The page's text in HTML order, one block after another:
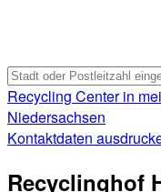
Recycling Center in
Niedersachsen
Kontaktdaten
Recyclinghof